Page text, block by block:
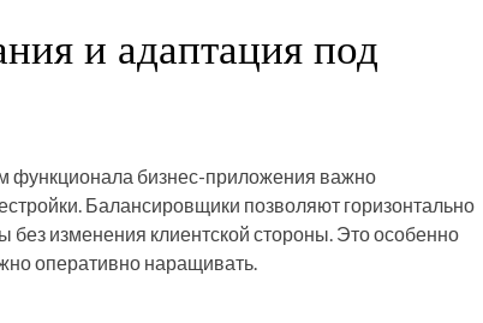
и адаптация под
функционала бизнес-приложения важно
Балансировщики позволяют горизонтально
изменения клиентской стороны. Это особенно
оперативно наращивать.